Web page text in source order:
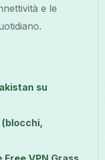
e le
su
(blocchi,